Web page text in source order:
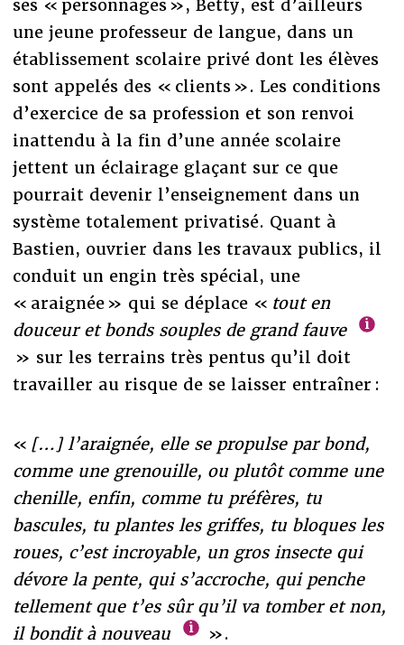
ses « personnages », Betty, est d’ailleurs
une jeune professeur de langue, dans un
établissement scolaire privé dont les élèves
sont appelés des « clients ». Les conditions
d’exercice de sa profession et son renvoi
inattendu à la fin d’une année scolaire
jettent un éclairage glaçant sur ce que
pourrait devenir l’enseignement dans un
système totalement privatisé. Quant à
Bastien, ouvrier dans les travaux publics, il
conduit un engin très spécial, une
« araignée » qui se déplace « tout en
douceur et bonds souples de grand fauve
» sur les terrains très pentus qu’il doit
travailler au risque de se laisser entraîner :
« […] l’araignée, elle se propulse par bond,
comme une grenouille, ou plutôt comme une
chenille, enfin, comme tu préfères, tu
bascules, tu plantes les griffes, tu bloques les
roues, c’est incroyable, un gros insecte qui
dévore la pente, qui s’accroche, qui penche
tellement que t’es sûr qu’il va tomber et non,
il bondit à nouveau
».